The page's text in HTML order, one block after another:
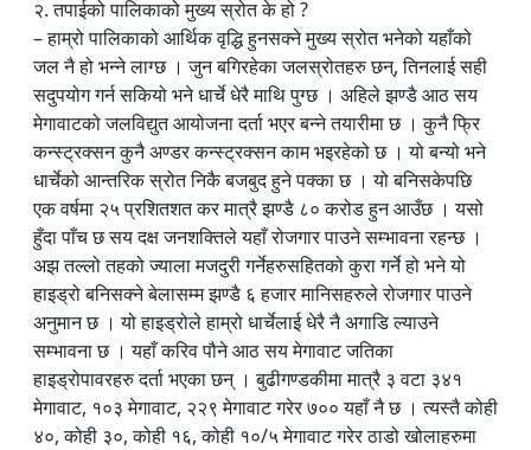
२. तपाईको पालिकाको मुख्य स्रोत के हो ?
– हाम्रो पालिकाको आर्थिक वृद्धि हुनसक्ने मुख्य स्रोत भनेको यहाँको
जल नै हो भन्ने लाग्छ । जुन बगिरहेका जलस्रोतहरु छन्, तिनलाई सही
सदुपयोग गर्न सकियो भने धार्चे धेरै माथि पुग्छ । अहिले झण्डै आठ सय
मेगावाटको जलविद्युत आयोजना दर्ता भएर बन्ने तयारीमा छ । कुनै फ्रि
कन्स्ट्रक्सन कुनै अण्डर कन्स्ट्रक्सन काम भइरहेको छ । यो बन्यो भने
धार्चेको आन्तरिक स्रोत निकै बजबुद हुने पक्का छ । यो बनिसकेपछि
एक वर्षमा २५ प्रशितशत कर मात्रै झण्डै ८० करोड हुन आउँछ । यसो
हुँदा पाँच छ सय दक्ष जनशक्तिले यहाँ रोजगार पाउने सम्भावना रहन्छ ।
अझ तल्लो तहको ज्याला मजदुरी गर्नेहरुसहितको कुरा गर्ने हो भने यो
हाइड्रो बनिसक्ने बेलासम्म झण्डै ६ हजार मानिसहरुले रोजगार पाउने
अनुमान छ । यो हाइड्रोले हाम्रो धार्चेलाई धेरै नै अगाडि ल्याउने
सम्भावना छ । यहाँ करिव पौने आठ सय मेगावाट जतिका
हाइड्रोपावरहरु दर्ता भएका छन् । बुढीगण्डकीमा मात्रै ३ वटा ३४१
मेगावाट, १०३ मेगावाट, २२९ मेगावाट गरेर ७०० यहाँ नै छ । त्यस्तै कोही
४०, कोही ३०, कोही १६, कोही १०/५ मेगावाट गरेर ठाडो खोलाहरुमा